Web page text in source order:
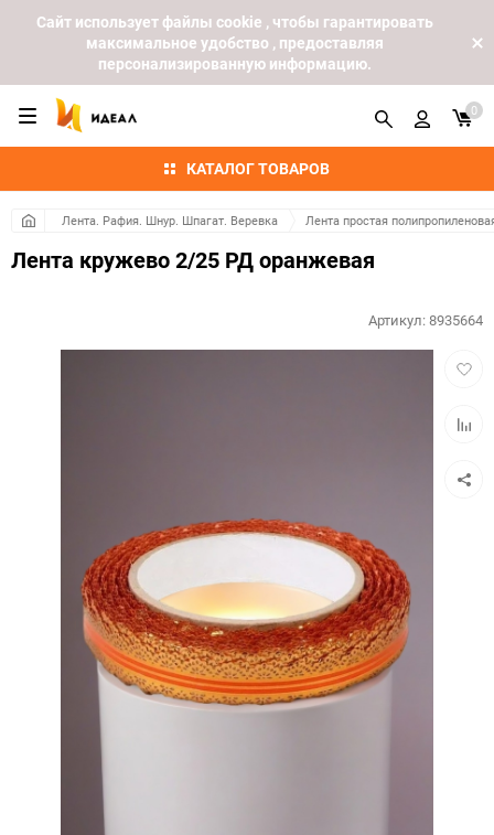
Cайт использует файлы cookie , чтобы гарантировать
максимальное удобство , предоставляя
персонализированную информацию.
КАТАЛОГ ТОВАРОВ
0
Лента. Рафия. Шнур. Шпагат. Веревка Лента простая
Лента кружево 2/25 РД оранжевая
Артикул:8935664